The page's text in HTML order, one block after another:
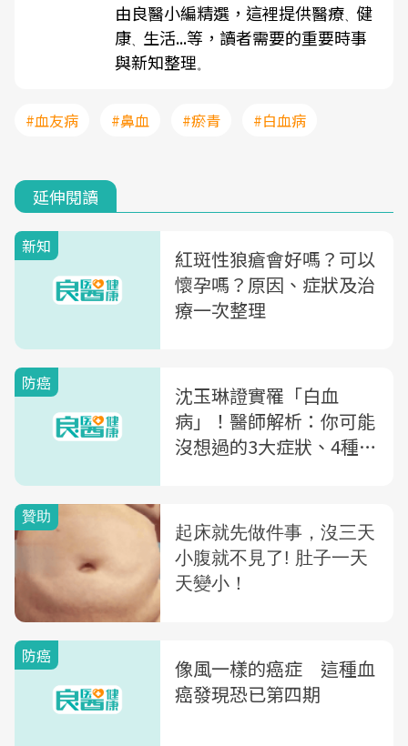
由良醫小編精選，這裡提供醫療、 健
康、 生活...等，讀者需要的重要時事
與新知整理。
#血友病 #鼻血 #瘀青 #白血病
延伸閱讀
新知
紅斑性狼瘡會好嗎？可以
懷孕嗎？原因、症狀及治
療一次整理
防癌
沈玉琳證實罹「白血
病」！醫師解析：你可能
沒想過的3大症狀、4種
防癌
像風一樣的癌症 這種血
癌發現恐已第四期